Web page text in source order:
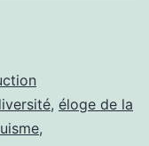
, éloge de la
,